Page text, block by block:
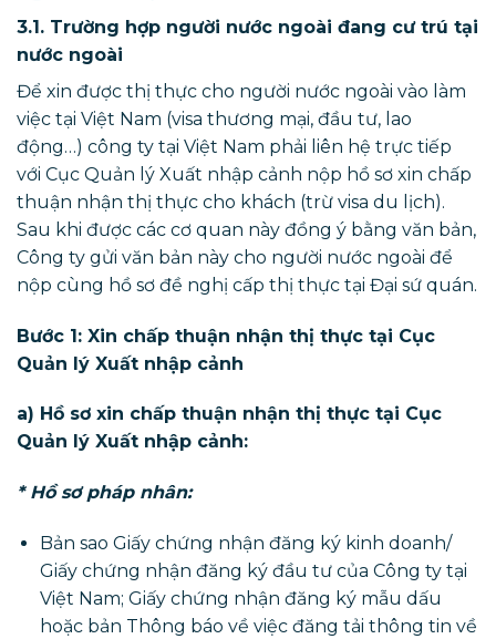
3.1. Trường hợp người nước ngoài đang cư trú tại
nước ngoài
Để xin được thị thực cho người nước ngoài vào làm
việc tại Việt Nam (visa thương mại, đầu tư, lao
động…) công ty tại Việt Nam phải liên hệ trực tiếp
với Cục Quản lý Xuất nhập cảnh nộp hồ sơ xin chấp
thuận nhận thị thực cho khách (trừ visa du lịch).
Sau khi được các cơ quan này đồng ý bằng văn bản,
Công ty gửi văn bản này cho người nước ngoài để
nộp cùng hồ sơ đề nghị cấp thị thực tại Đại sứ quán.
Bước 1: Xin chấp thuận nhận thị thực tại Cục
Quản lý Xuất nhập cảnh
a) Hồ sơ xin chấp thuận nhận thị thực tại Cục
Quản lý Xuất nhập cảnh:
* Hồ sơ pháp nhân:
Bản sao Giấy chứng nhận đăng ký kinh doanh/
Giấy chứng nhận đăng ký đầu tư của Công ty tại
Việt Nam; Giấy chứng nhận đăng ký mẫu dấu
hoặc bản Thông báo về việc đăng tải thông tin về